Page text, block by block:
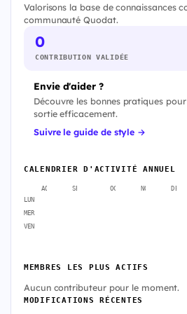
Valorisons la base de connaissances
communauté Quodat.
0
CONTRIBUTION VALIDÉE
Envie d'aider ?
Découvre les bonnes pratiques
sortie efficacement.
Suivre le guide de style →
CALENDRIER D'ACTIVITÉ ANNUEL
AOÛT SEPT. OCT. NOV. DÉC.
LUN
MER
VEN
MEMBRES LES PLUS ACTIFS
Aucun contributeur pour le moment.
MODIFICATIONS RÉCENTES